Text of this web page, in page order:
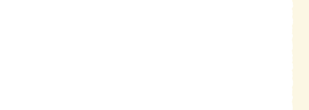
賞金稼ぎスリーサム！ 二重拘束の…